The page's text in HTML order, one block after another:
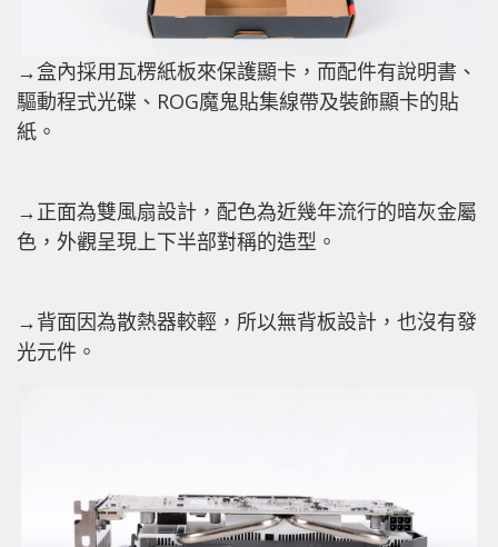
→盒內採用瓦楞紙板來保護顯卡，而配件有說明書、
驅動程式光碟、ROG魔鬼貼集線帶及裝飾顯卡的貼
紙。
→正面為雙風扇設計，配色為近幾年流行的暗灰金屬
色，外觀呈現上下半部對稱的造型。
→背面因為散熱器較輕，所以無背板設計，也沒有發
光元件。